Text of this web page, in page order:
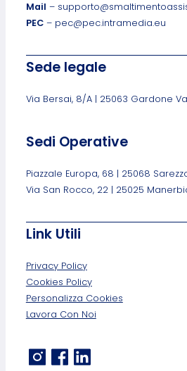
Mail –
PEC– pec@pec.intramedia.eu
Sede legale
Via Bersai, 8/A | 25063 Gardone
Sedi Operative
Piazzale Europa, 68 | 25068
Via San Rocco, 22 | 25025
Link Utili
Privacy Policy
Cookies Policy
Personalizza Cookies
Lavora Con Noi